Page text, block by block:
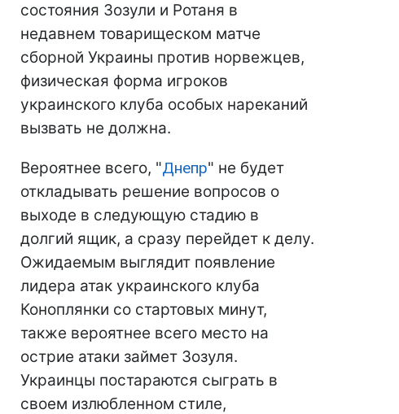
состояния Зозули и Ротаня в
недавнем товарищеском матче
сборной Украины против норвежцев,
физическая форма игроков
украинского клуба особых нареканий
вызвать не должна.
Вероятнее всего, "Днепр" не будет
откладывать решение вопросов о
выходе в следующую стадию в
долгий ящик, а сразу перейдет к делу.
Ожидаемым выглядит появление
лидера атак украинского клуба
Коноплянки со стартовых минут,
также вероятнее всего место на
острие атаки займет Зозуля.
Украинцы постараются сыграть в
своем излюбленном стиле,